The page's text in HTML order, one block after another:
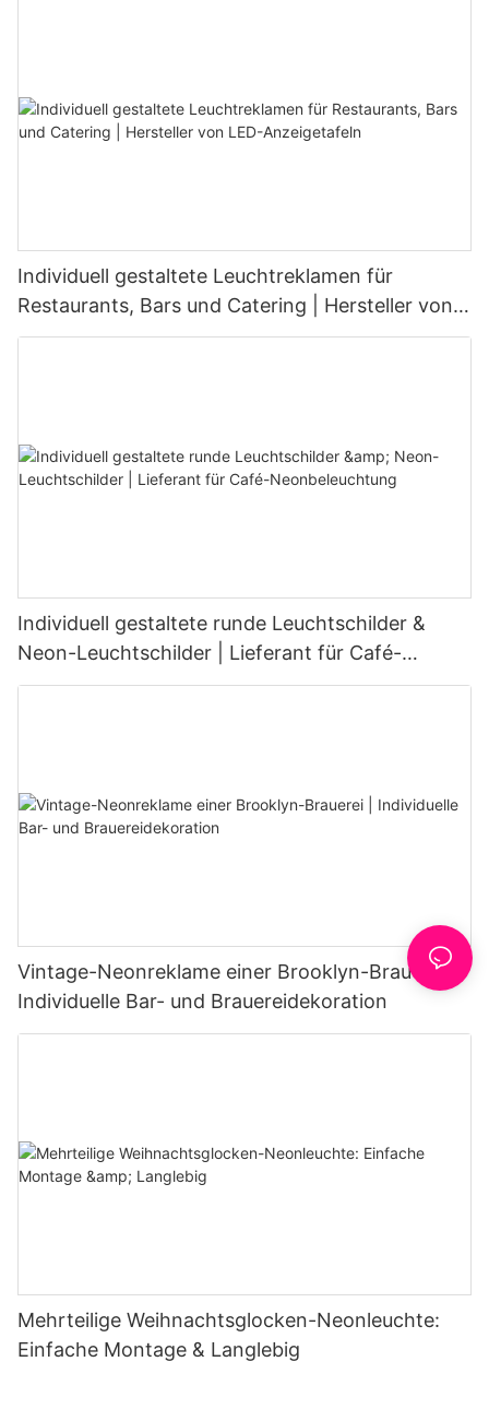
Individuell gestaltete Leuchtreklamen für
Restaurants, Bars und Catering | Hersteller von
LED-Anzeigetafeln
Individuell gestaltete runde Leuchtschilder &
Neon-Leuchtschilder | Lieferant für Café-
Neonbeleuchtung
Vintage-Neonreklame einer Brooklyn-Brauerei |
Individuelle Bar- und Brauereidekoration
Mehrteilige Weihnachtsglocken-Neonleuchte:
Einfache Montage & Langlebig